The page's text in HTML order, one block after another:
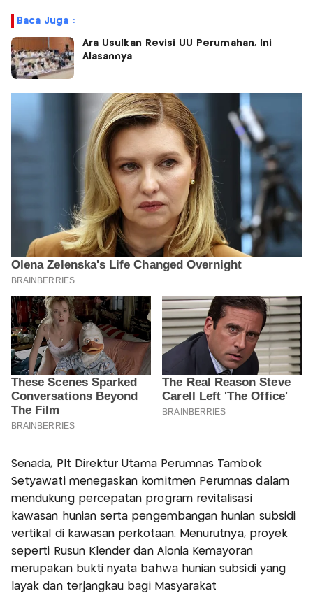
Baca Juga :
Ara Usulkan Revisi UU Perumahan, Ini
Alasannya
Senada, Plt Direktur Utama Perumnas Tambok
Setyawati menegaskan komitmen Perumnas dalam
mendukung percepatan program revitalisasi
kawasan hunian serta pengembangan hunian subsidi
vertikal di kawasan perkotaan. Menurutnya, proyek
seperti Rusun Klender dan Alonia Kemayoran
merupakan bukti nyata bahwa hunian subsidi yang
layak dan terjangkau bagi Masyarakat